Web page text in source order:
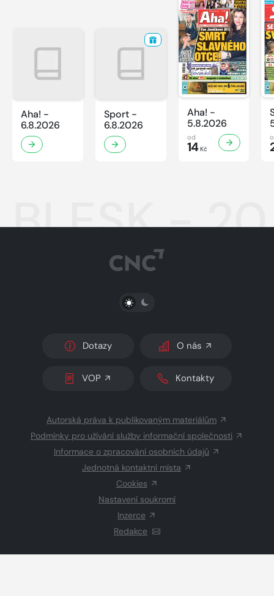
Aha! -
6.8.2026
Sport -
6.8.2026
Aha! -
5.8.2026
od
14Kč
BLESK -
PŘEPNOUT SVĚTLÝ/TMAVÝ REŽIM
Dotazy O nás
VOP Kontakty
Autorská práva k publikovaným materiálům
Podmínky pro užívání služby informační společnosti
Informace o zpracování osobních údajů
Jednotná kontaktní místa
Cookies
Nastavení soukromí
Inzerce
Redakce